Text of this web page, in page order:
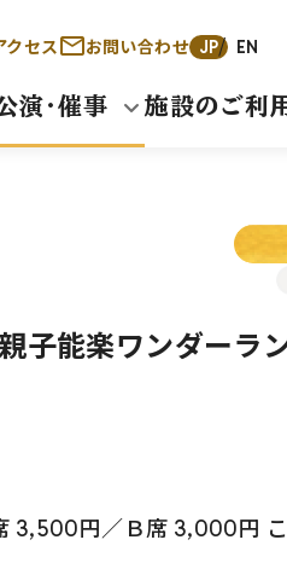
クセス お問い合わせ JP EN
演・催事 施設のご利
子能楽ワンダーラン
3,500円／Ｂ席 3,000円